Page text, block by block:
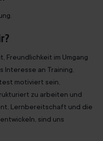
Freundlichkeit im Umgang
Interesse an Training,
motiviert sein,
zu arbeiten und
Lernbereitschaft und die
sind uns